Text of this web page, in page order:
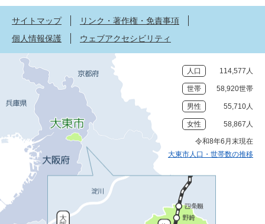
サイトマップ
リンク・著作権・免責事項
個人情報保護
ウェブアクセシビリティ
人口 114,577人
世帯 58,920世帯
男性 55,710人
女性 58,867人
令和8年6月末現在
大東市人口・世帯数の推移